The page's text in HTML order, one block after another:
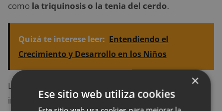
como la triquinosis o la tenia del cerdo.
Quizá te interese leer: Entendiendo el
Crecimiento y Desarrollo en los Niños
La
es un parásito que se instala en el
intestino delgado, se reproduce muy rápidamente y
×
Ese sitio web utiliza cookies